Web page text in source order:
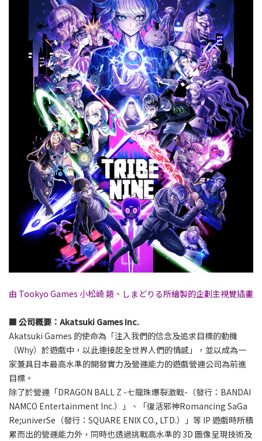
由 Tookyo Games 小松崎 類、しまどりる所繪製的企劃主視覺插畫
■ 公司概要：Akatsuki Games Inc.
Akatsuki Games 的使命為「注入我們的信念及追求目標的動機
（Why）於遊戲中，以此連接起全世界人們的情感」，並以成為一
家兼具日本最高水準的開發實力及營運能力的遊戲營運公司為前進
目標。
除了於營運「DRAGON BALL Z -七龍珠爆裂激戰-（發行：BANDAI
NAMCO Entertainment Inc.）」、「復活邪神Romancing SaGa
Re;univerSe（發行：SQUARE ENIX CO., LTD.）」等 IP 遊戲時所積
累而出的營運能力外，同時也透過挑戰高水準的 3D 圖像呈現技術及